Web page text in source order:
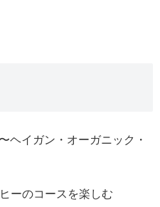
ヘイガン・オーガニック・
ーのコースを楽しむ